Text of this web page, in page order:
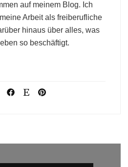
auf meinem Blog. Ich
Arbeit als freiberufliche
hinaus über alles, was
so beschäftigt.